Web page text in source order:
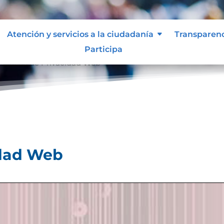
Atención y servicios a la ciudadanía
Participa
Web